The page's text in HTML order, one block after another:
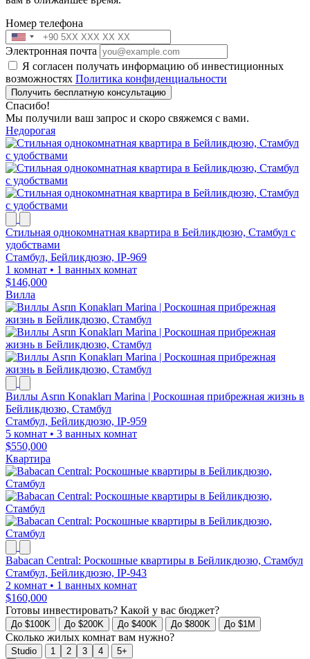
Номер телефона
Электронная почта
Я согласен получать информацию об инвестиционных
возможностях Политика конфиденциальности
Получить бесплатную консультацию
Спасибо!
Мы получили ваш запрос и скоро свяжемся с вами.
Недорогая
Стильная однокомнатная квартира в Бейликдюзю, Стамбул с
удобствами
Стамбул, Бейликдюзю, IP-969
1 комнат • 1 ванных комнат
$146,000
Вилла
Виллы Asrın Konakları Marina | Роскошная прибрежная жизнь в
Бейликдюзю, Стамбул
Стамбул, Бейликдюзю, IP-959
5 комнат • 3 ванных комнат
$550,000
Квартира
Babacan Central: Роскошные квартиры в Бейликдюзю, Стамбул
Стамбул, Бейликдюзю, IP-943
2 комнат • 1 ванных комнат
$160,000
Готовы инвестировать? Какой у вас бюджет?
До $100K До $200K До $400K До $800K До $1M
Сколько жилых комнат вам нужно?
Studio 1 2 3 4 5+